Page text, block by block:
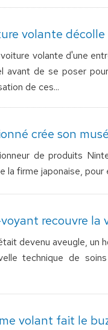
volante décolle
voiture volante d'une
avant de se poser
de ces...
crée son
de produits
la firme japonaise,
recouvre la
devenu aveugle, un
technique de
volant fait le